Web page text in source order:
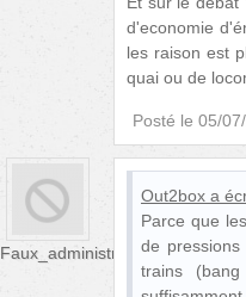
d'economie
les raison est
quai ou de
Posté le 05/
Faux_administrateur
Out2box a
Parce que
de
trains